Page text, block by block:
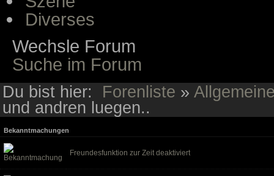
Diverses
Wechsle Forum
Suche im Forum
Du bist hier: Forenliste »
und andren luegen..
Bekanntmachungen
Freundesfunktion zur Zeit deaktiviert